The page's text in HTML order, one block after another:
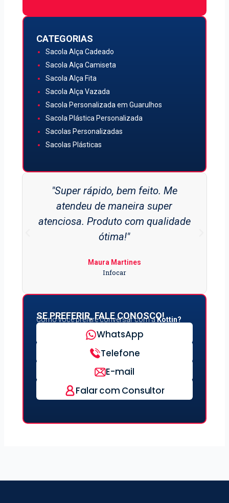
CATEGORIAS
Sacola Alça Cadeado
Sacola Alça Camiseta
Sacola Alça Fita
Sacola Alça Vazada
Sacola Personalizada em Guarulhos
Sacola Plástica Personalizada
Sacolas Personalizadas
Sacolas Plásticas
"Super rápido, bem feito. Me
atendeu de maneira super
atenciosa. Produto com qualidade
ótima!"
Maura Martines
Infocar
SE PREFERIR, FALE CONOSCO!
Como você prefere conversar com aKottin?
WhatsApp
Telefone
E-mail
Falar com Consultor